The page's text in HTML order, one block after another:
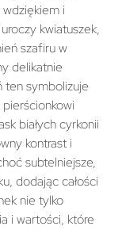
i
kwiatuszek,
szafiru w
delikatnie
ten symbolizuje
białych cyrkonii
kontrast i
subtelniejsze,
dodając całości
nie tylko
i wartości, które